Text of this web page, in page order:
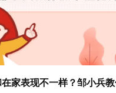
家表现不一样？邹小兵